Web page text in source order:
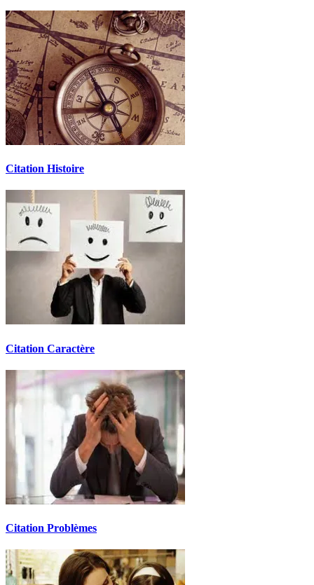
Citation Histoire
Citation Caractère
Citation Problèmes